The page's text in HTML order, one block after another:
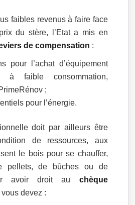
faibles revenus à faire face
du stère, l’Etat a mis en
de compensation :
pour l’achat d’équipement
à faible consommation,
;
pour l’énergie.
doit par ailleurs être
de ressources, aux
le bois pour se chauffer,
pellets, de bûches ou de
avoir droit au chèque
vous devez :